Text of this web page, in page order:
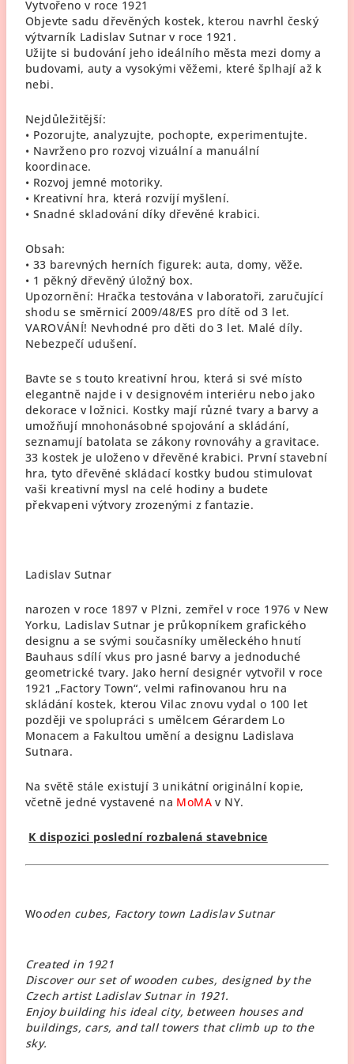
Vytvořeno v roce 1921
Objevte sadu dřevěných kostek, kterou navrhl český
výtvarník Ladislav Sutnar v roce 1921.
Užijte si budování jeho ideálního města mezi domy a
budovami, auty a vysokými věžemi, které šplhají až k
nebi.
Nejdůležitější:
• Pozorujte, analyzujte, pochopte, experimentujte.
• Navrženo pro rozvoj vizuální a manuální
koordinace.
• Rozvoj jemné motoriky.
• Kreativní hra, která rozvíjí myšlení.
• Snadné skladování díky dřevěné krabici.
Obsah:
• 33 barevných herních figurek: auta, domy, věže.
• 1 pěkný dřevěný úložný box.
Upozornění: Hračka testována v laboratoři, zaručující
shodu se směrnicí 2009/48/ES pro dítě od 3 let.
VAROVÁNÍ! Nevhodné pro děti do 3 let. Malé díly.
Nebezpečí udušení.
Bavte se s touto kreativní hrou, která si své místo
elegantně najde i v designovém interiéru nebo jako
dekorace v ložnici. Kostky mají různé tvary a barvy a
umožňují mnohonásobné spojování a skládání,
seznamují batolata se zákony rovnováhy a gravitace.
33 kostek je uloženo v dřevěné krabici. První stavební
hra, tyto dřevěné skládací kostky budou stimulovat
vaši kreativní mysl na celé hodiny a budete
překvapeni výtvory zrozenými z fantazie.
Ladislav Sutnar
narozen v roce 1897 v Plzni, zemřel v roce 1976 v New
Yorku, Ladislav Sutnar je průkopníkem grafického
designu a se svými současníky uměleckého hnutí
Bauhaus sdílí vkus pro jasné barvy a jednoduché
geometrické tvary. Jako herní designér vytvořil v roce
1921 „Factory Town“, velmi rafinovanou hru na
skládání kostek, kterou Vilac znovu vydal o 100 let
později ve spolupráci s umělcem Gérardem Lo
Monacem a Fakultou umění a designu Ladislava
Sutnara.
Na světě stále existují 3 unikátní originální kopie,
včetně jedné vystavené na MoMA v NY.
K dispozici poslední rozbalená stavebnice
Wooden cubes, Factory town Ladislav Sutnar
Created in 1921
Discover our set of wooden cubes, designed by the
Czech artist Ladislav Sutnar in 1921.
Enjoy building his ideal city, between houses and
buildings, cars, and tall towers that climb up to the
sky.